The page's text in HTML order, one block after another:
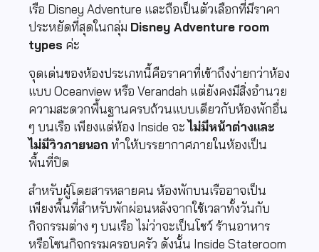
เรือ Disney Adventure และถือเป็นตัวเลือกที่มีราคา
ประหยัดที่สุดในกลุ่ม Disney Adventure room
types ค่ะ
จุดเด่นของห้องประเภทนี้คือราคาที่เข้าถึงง่ายกว่าห้อง
แบบ Oceanview หรือ Verandah แต่ยังคงมีสิ่งอำนวย
ความสะดวกพื้นฐานครบถ้วนแบบเดียวกับห้องพักอื่น
ๆ บนเรือ เพียงแต่ห้อง Inside จะไม่มีหน้าต่างและ
ไม่มีวิวภายนอก ทำให้บรรยากาศภายในห้องเป็น
พื้นที่ปิด
สำหรับผู้โดยสารหลายคน ห้องพักบนเรืออาจเป็น
เพียงพื้นที่สำหรับพักผ่อนหลังจากใช้เวลาทั้งวันกับ
กิจกรรมต่าง ๆ บนเรือ ไม่ว่าจะเป็นโชว์ ร้านอาหาร
หรือโซนกิจกรรมครอบครัว ดังนั้น Inside Stateroom